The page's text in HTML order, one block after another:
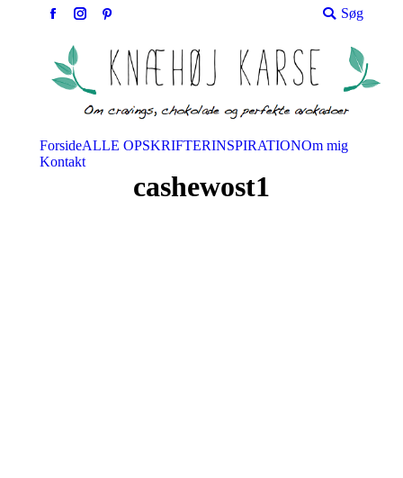
Facebook
Instagram
Søg:Søg
ForsideALLE OPSKRIFTERINSPIRATIONOm mig
Kontakt
cashewost1